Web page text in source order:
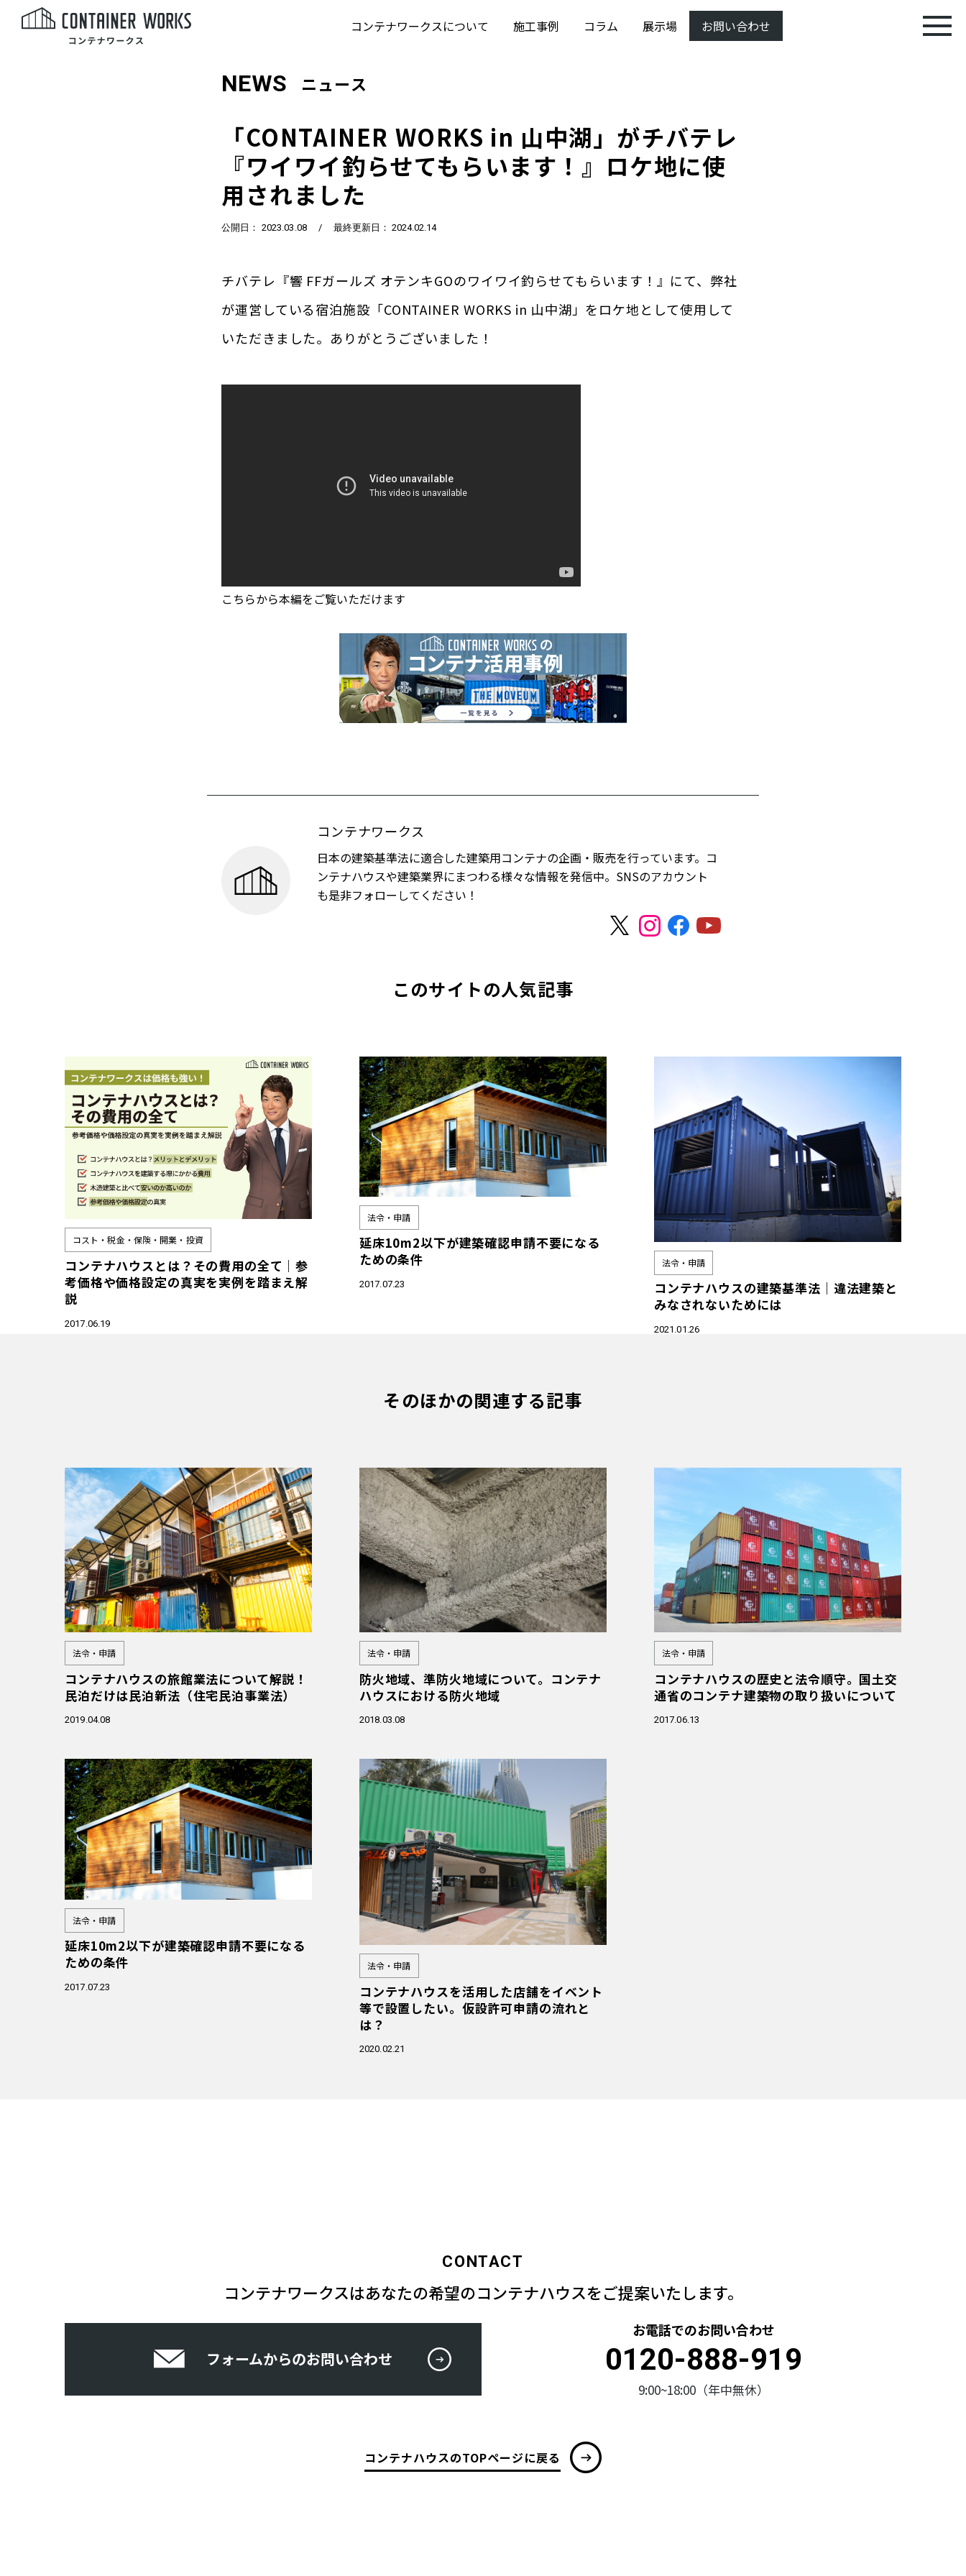
コンテナワークスについて 施工事例 コラム 展示場 お問い合わせ
ニュース
NEWS
「CONTAINER WORKS in 山中湖」がチバテレ
『ワイワイ釣らせてもらいます！』ロケ地に使
用されました
公開日： 2023.03.08 /最終更新日： 2024.02.14
チバテレ『響 FFガールズ オテンキGOのワイワイ釣らせてもらいます！』にて、弊社
が運営している宿泊施設「CONTAINER WORKS in 山中湖」をロケ地として使用して
いただきました。ありがとうございました！
こちらから本編をご覧いただけます
コンテナワークス
日本の建築基準法に適合した建築用コンテナの企画・販売を行っています。コ
ンテナハウスや建築業界にまつわる様々な情報を発信中。SNSのアカウント
も是非フォローしてください！
このサイトの人気記事
コンテナハウスとは？その費用の全て｜参
考価格や価格設定の真実を実例を踏まえ解
説
コスト・税金・保険・開業・投資
2017.06.19
延床10m2以下が建築確認申請不要になる
ための条件
法令・申請
2017.07.23
コンテナハウスの建築基準法｜違法建築と
みなされないためには
法令・申請
2021.01.26
そのほかの関連する記事
コンテナハウスの旅館業法について解説！
民泊だけは民泊新法（住宅民泊事業法）
法令・申請
2019.04.08
防火地域、準防火地域について。コンテナ
ハウスにおける防火地域
法令・申請
2018.03.08
コンテナハウスの歴史と法令順守。国土交
通省のコンテナ建築物の取り扱いについて
法令・申請
2017.06.13
延床10m2以下が建築確認申請不要になる
ための条件
法令・申請
2017.07.23
コンテナハウスを活用した店舗をイベント
等で設置したい。仮設許可申請の流れと
は？
法令・申請
2020.02.21
CONTACT
コンテナワークスはあなたの希望のコンテナハウスをご提案いたします。
フォームからのお問い合わせ
お電話でのお問い合わせ
0120-888-919
9:00~18:00（年中無休）
コンテナハウスのTOPページに戻る